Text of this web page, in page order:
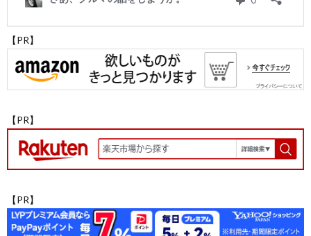
【PR】
【PR】
【PR】